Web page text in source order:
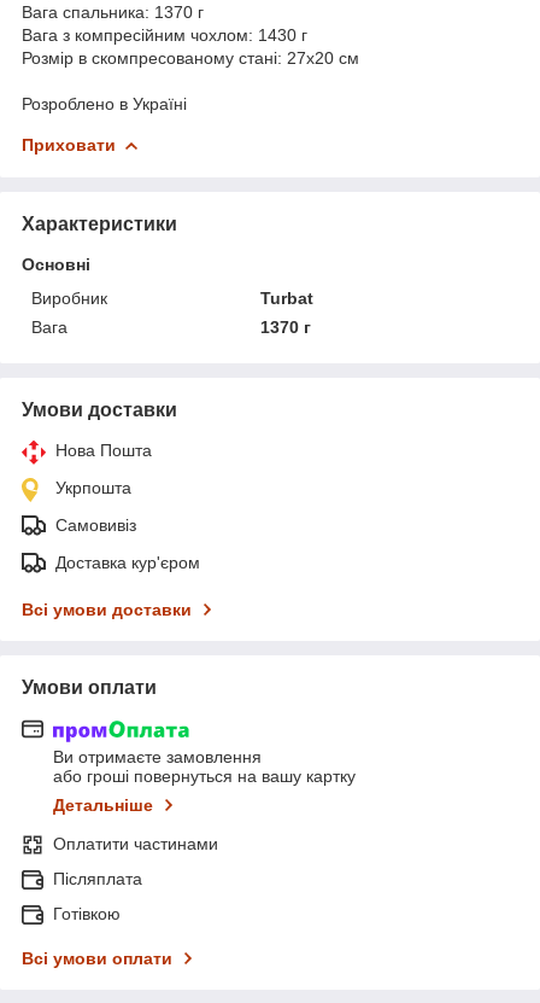
Вага спальника: 1370 г
Вага з компресійним чохлом: 1430 г
Розмір в скомпресованому стані: 27x20 см
Розроблено в Україні
Приховати
Характеристики
Основні
Виробник
Turbat
Вага
1370 г
Умови доставки
Нова Пошта
Укрпошта
Самовивіз
Доставка кур'єром
Всі умови доставки
Умови оплати
Ви отримаєте замовлення
або гроші повернуться на вашу картку
Детальніше
Оплатити частинами
Післяплата
Готівкою
Всі умови оплати